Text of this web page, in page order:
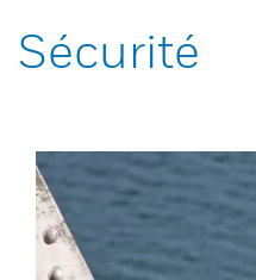
Sécurité